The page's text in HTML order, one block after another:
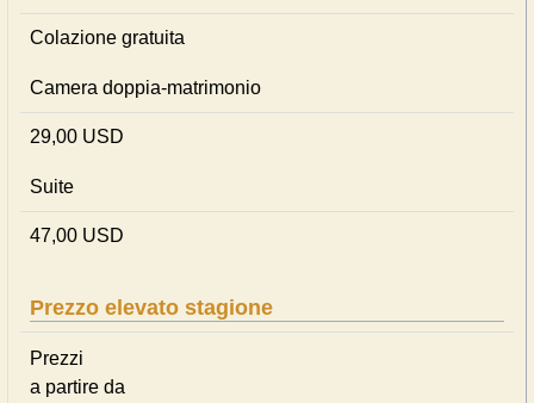
Colazione gratuita
Camera doppia-matrimonio
29,00 USD
Suite
47,00 USD
Prezzo elevato stagione
Prezzi
a partire da